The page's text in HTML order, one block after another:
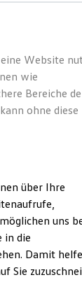
Website
wie
Bereiche
ohne diese
über Ihre
uns
in die
Damit
Sie